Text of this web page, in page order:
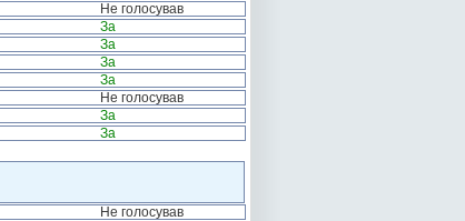
Не голосував
За
За
За
За
Не голосував
За
За
Не голосував